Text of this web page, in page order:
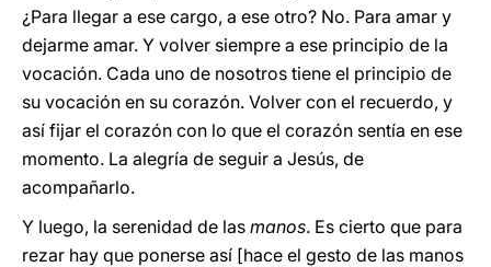
¿Para llegar a ese cargo, a ese otro? No. Para amar y
dejarme amar. Y volver siempre a ese principio de la
vocación. Cada uno de nosotros tiene el principio de
su vocación en su corazón. Volver con el recuerdo, y
así fijar el corazón con lo que el corazón sentía en ese
momento. La alegría de seguir a Jesús, de
acompañarlo.
Y luego, la serenidad de las manos. Es cierto que para
rezar hay que ponerse así [hace el gesto de las manos